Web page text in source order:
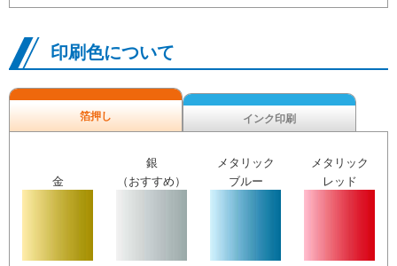
印刷色について
箔押し インク印刷
金
銀
（おすすめ）
メタリック
ブルー
メタリック
レッド